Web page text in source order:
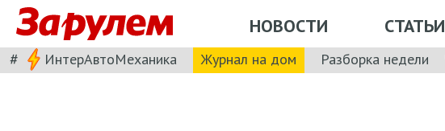
НОВОСТИ СТАТЬИ
# ИнтерАвтоМеханика Журнал на дом Разборка недели